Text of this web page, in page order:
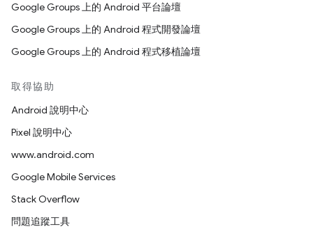
Google Groups 上的 Android 平台論壇
Google Groups 上的 Android 程式開發論壇
Google Groups 上的 Android 程式移植論壇
取得協助
Android 說明中心
Pixel 說明中心
www.android.com
Google Mobile Services
Stack Overflow
問題追蹤工具